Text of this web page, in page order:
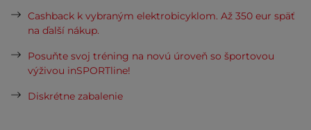
Cashback k vybraným elektrobicyklom. Až 350 eur späť
na ďalší nákup.
Posuňte svoj tréning na novú úroveň so športovou
výživou inSPORTline!
Diskrétne zabalenie